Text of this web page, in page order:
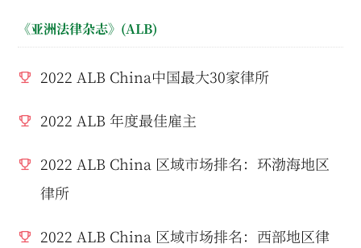
《亚洲法律杂志》(ALB)
2022 ALB China中国最大30家律所
2022 ALB 年度最佳雇主
2022 ALB China 区域市场排名：环渤海地区
律所
2022 ALB China 区域市场排名：西部地区律